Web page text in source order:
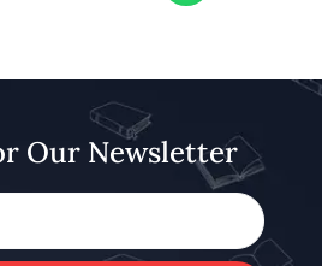
Our Newsletter